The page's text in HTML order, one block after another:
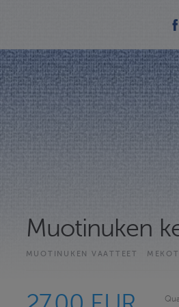
Muotinuken
MUOTINUKEN VAATTEET MEKOT